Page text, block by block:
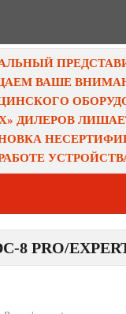
ВАШЕ
ДИЛЕРОВ
8 PRO/